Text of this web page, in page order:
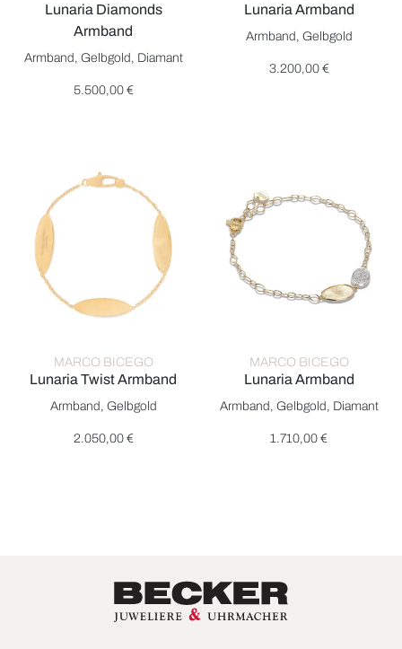
Lunaria Diamonds
Armband
Marco Bicego Lunaria Diamonds Armband, Ref: BB2893 B
Armband, Gelbgold, Diamant
5.500,00 €
Lunaria Armband
Marco Bicego Lunaria
Armband, Gelbgold
3.200,00 €
MARCO BICEGO
Lunaria Twist Armband
Marco Bicego Lunaria Twist Armband, Ref: BB2896 Y, Preis:
Armband, Gelbgold
2.050,00 €
MARCO BICEGO
Lunaria Armband
Marco Bicego Lunaria
Armband, Gelbgold, Diamant
1.710,00 €